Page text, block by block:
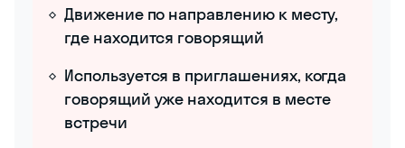
Движение по направлению к месту,
где находится говорящий
Используется в приглашениях, когда
говорящий уже находится в месте
встречи